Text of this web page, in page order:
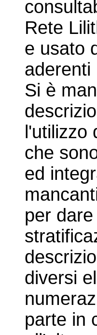
Rete
e usato
aderenti
Si è
l'utilizzo
che
ed
per
diversi
parte in